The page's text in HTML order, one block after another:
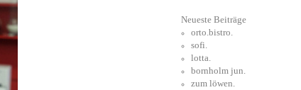
Neueste Beiträge
orto.bistro.
sofi.
lotta.
bornholm jun.
zum löwen.